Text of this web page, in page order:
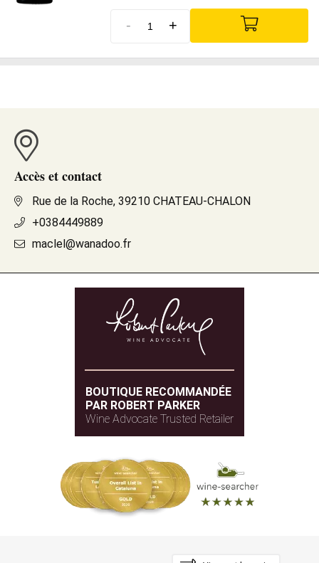
- +
Accès et contact
Rue de la Roche, 39210 CHATEAU-CHALON
+0384449889
maclel@wanadoo.fr
BOUTIQUE RECOMMANDÉE
PAR ROBERT PARKER
Wine Advocate Trusted Retailer